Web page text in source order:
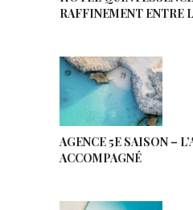
RAFFINEMENT ENTRE
AGENCE 5E SAISON –
ACCOMPAGNÉ